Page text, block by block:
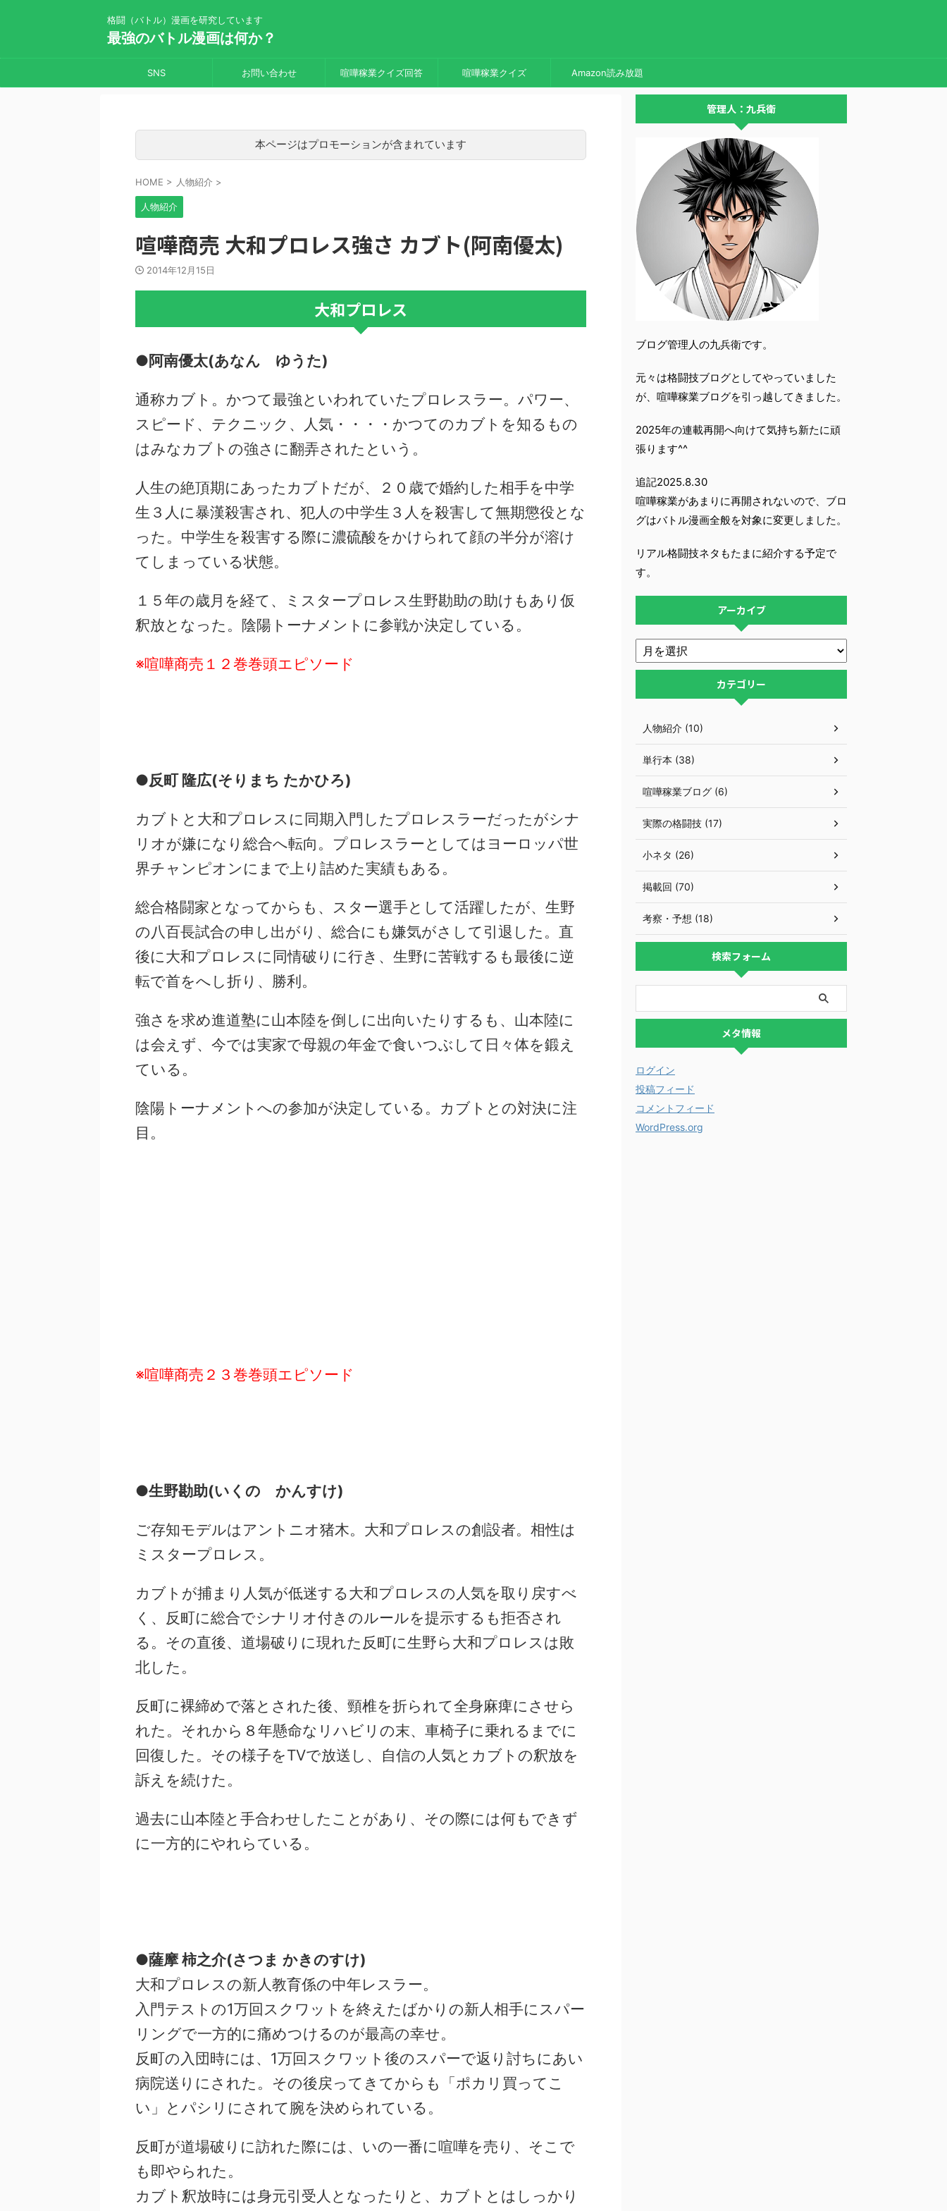
格闘（バトル）漫画を研究しています
最強のバトル漫画は何か？
SNS お問い合わせ 喧嘩稼業クイズ回答 喧嘩稼業クイズ Amazon読み放題
本ページはプロモーションが含まれています
HOME > 人物紹介 >
人物紹介
喧嘩商売 大和プロレス強さ カブト(阿南優太)
2014年12月15日
大和プロレス
●阿南優太(あなん ゆうた)
通称カブト。かつて最強といわれていたプロレスラー。パワー、
スピード、テクニック、人気・・・・かつてのカブトを知るもの
はみなカブトの強さに翻弄されたという。
人生の絶頂期にあったカブトだが、２０歳で婚約した相手を中学
生３人に暴漢殺害され、犯人の中学生３人を殺害して無期懲役とな
った。中学生を殺害する際に濃硫酸をかけられて顔の半分が溶け
てしまっている状態。
１５年の歳月を経て、ミスタープロレス生野勘助の助けもあり仮
釈放となった。陰陽トーナメントに参戦か決定している。
※喧嘩商売１２巻巻頭エピソード
●反町 隆広(そりまち たかひろ)
カブトと大和プロレスに同期入門したプロレスラーだったがシナ
リオが嫌になり総合へ転向。プロレスラーとしてはヨーロッパ世
界チャンピオンにまで上り詰めた実績もある。
総合格闘家となってからも、スター選手として活躍したが、生野
の八百長試合の申し出がり、総合にも嫌気がさして引退した。直
後に大和プロレスに同情破りに行き、生野に苦戦するも最後に逆
転で首をへし折り、勝利。
強さを求め進道塾に山本陸を倒しに出向いたりするも、山本陸に
は会えず、今では実家で母親の年金で食いつぶして日々体を鍛え
ている。
陰陽トーナメントへの参加が決定している。カブトとの対決に注
目。
※喧嘩商売２３巻巻頭エピソード
●生野勘助(いくの かんすけ)
ご存知モデルはアントニオ猪木。大和プロレスの創設者。相性は
ミスタープロレス。
カブトが捕まり人気が低迷する大和プロレスの人気を取り戻すべ
く、反町に総合でシナリオ付きのルールを提示するも拒否され
る。その直後、道場破りに現れた反町に生野ら大和プロレスは敗
北した。
反町に裸締めで落とされた後、頸椎を折られて全身麻痺にさせら
れた。それから８年懸命なリハビリの末、車椅子に乗れるまでに
回復した。その様子をTVで放送し、自信の人気とカブトの釈放を
訴えを続けた。
過去に山本陸と手合わせしたことがあり、その際には何もできず
に一方的にやれらている。
●薩摩 柿之介(さつま かきのすけ)
大和プロレスの新人教育係の中年レスラー。
入門テストの1万回スクワットを終えたばかりの新人相手にスパー
リングで一方的に痛めつけるのが最高の幸せ。
反町の入団時には、1万回スクワット後のスパーで返り討ちにあい
病院送りにされた。その後戻ってきてからも「ポカリ買ってこ
い」とパシリにされて腕を決められている。
反町が道場破りに訪れた際には、いの一番に喧嘩を売り、そこで
も即やられた。
カブト釈放時には身元引受人となったりと、カブトとはしっかり
管理人：九兵衛
ブログ管理人の九兵衛です。
元々は格闘技ブログとしてやっていました
が、喧嘩稼業ブログを引っ越してきました。
2025年の連載再開へ向けて気持ち新たに頑
張ります^^
追記2025.8.30
喧嘩稼業があまりに再開されないので、ブロ
グはバトル漫画全般を対象に変更しました。
リアル格闘技ネタもたまに紹介する予定で
す。
アーカイブ
カテゴリー
人物紹介 (10)
単行本 (38)
喧嘩稼業ブログ (6)
実際の格闘技 (17)
小ネタ (26)
掲載回 (70)
考察・予想 (18)
検索フォーム
メタ情報
ログイン
投稿フィード
コメントフィード
WordPress.org